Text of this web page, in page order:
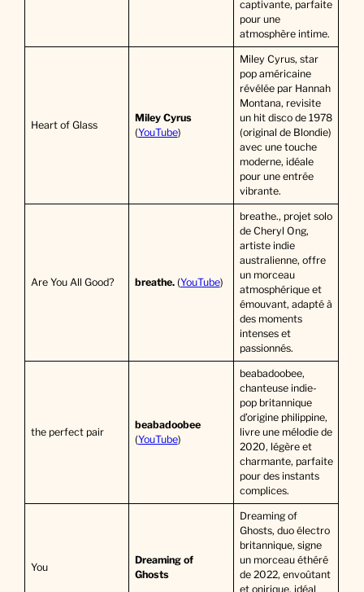
captivante, parfaite
pour une
atmosphère intime.
Heart of Glass
Miley Cyrus
(YouTube)
Miley Cyrus, star
pop américaine
révélée par Hannah
Montana, revisite
un hit disco de 1978
(original de Blondie)
avec une touche
moderne, idéale
pour une entrée
vibrante.
Are You All Good? breathe.(YouTube)
breathe., projet solo
de Cheryl Ong,
artiste indie
australienne, offre
un morceau
atmosphérique et
émouvant, adapté à
des moments
intenses et
passionnés.
the perfect pair
beabadoobee
(YouTube)
beabadoobee,
chanteuse indie-
pop britannique
d’origine philippine,
livre une mélodie de
2020, légère et
charmante, parfaite
pour des instants
complices.
You
Dreaming of
Ghosts
Dreaming of
Ghosts, duo électro
britannique, signe
un morceau éthéré
de 2022, envoûtant
et onirique, idéal